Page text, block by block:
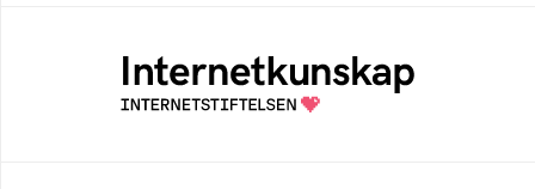
Samlad kunskap som hjälper dig att bli en
säker och medveten internetanvändare